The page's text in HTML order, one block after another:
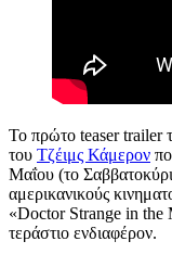
Το πρώτο teaser trailer
του Τζέιμς Κάμερον
Μαΐου (το
αμερικανικούς
«Doctor Strange in the
τεράστιο ενδιαφέρον.